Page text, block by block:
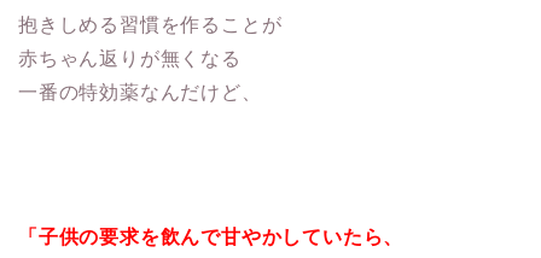
抱きしめる習慣を作ることが
赤ちゃん返りが無くなる
一番の特効薬なんだけど、
「子供の要求を飲んで甘やかしていたら、